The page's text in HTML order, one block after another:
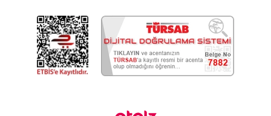
Faks/fotokopi
Printer
Diğer
İşlem rehberi
Koşullar ve şartlar
Aydınlatma metni